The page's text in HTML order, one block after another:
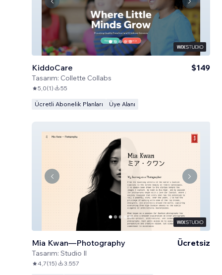
KiddoCare
Tasarım: Collette Collabs
$149
5,0(1) 55
Ücretli Abonelik Planları Üye Alanı
Mia Kwan—Photography
Tasarım: Studio Il
Ücretsiz
4,7(15) 3.557